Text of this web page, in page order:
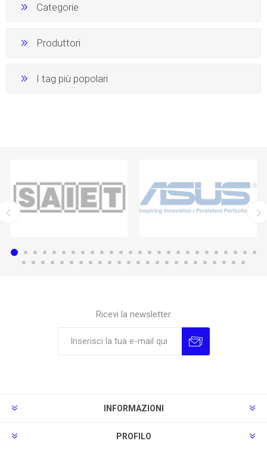
Categorie
Produttori
I tag più popolari
Ricevi la newsletter
INFORMAZIONI
PROFILO